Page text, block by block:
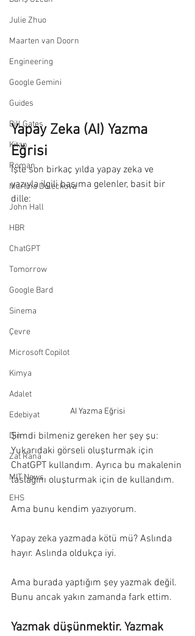
Julie Zhuo
Maarten van Doorn
Engineering
Google Gemini
Guides
Bill Gates
Kitap
Roman
Martina Doleckova
John Hall
HBR
ChatGPT
Tomorrow
Google Bard
Sinema
Çevre
Microsoft Copilot
Kimya
Adalet
Edebiyat
Din
Zat Rana
MIT News
EHS
Yapay Zeka (AI) Yazma
Eğrisi
İşte son birkaç yılda yapay zeka ve
yazıyla ilgili başıma gelenler, basit bir
dille:
AI Yazma Eğrisi
Şimdi bilmeniz gereken her şey şu:
Yukarıdaki görseli oluşturmak için
ChatGPT kullandım. Ayrıca bu makalenin
taslağını oluşturmak için de kullandım.
Ama bunu kendim yazıyorum.
Yapay zeka yazmada kötü mü? Aslında
hayır. Aslında oldukça iyi.
Ama burada yaptığım şey yazmak değil.
Bunu ancak yakın zamanda fark ettim.
Yazmak düşünmektir. Yazmak